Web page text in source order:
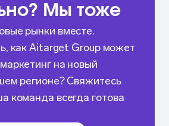
Мы тоже
рынки вместе.
как Aitarget Group может
на новый
регионе? Свяжитесь
команда всегда готова